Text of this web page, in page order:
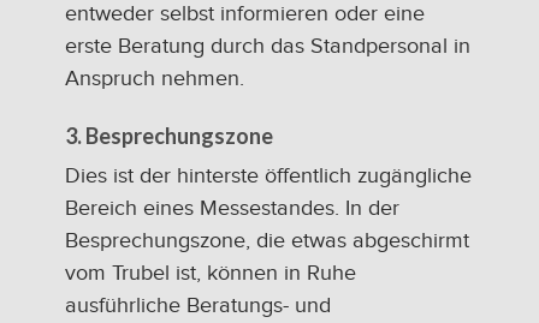
entweder selbst informieren oder eine
erste Beratung durch das Standpersonal in
Anspruch nehmen.
3. Besprechungszone
Dies ist der hinterste öffentlich zugängliche
Bereich eines Messestandes. In der
Besprechungszone, die etwas abgeschirmt
vom Trubel ist, können in Ruhe
ausführliche Beratungs- und